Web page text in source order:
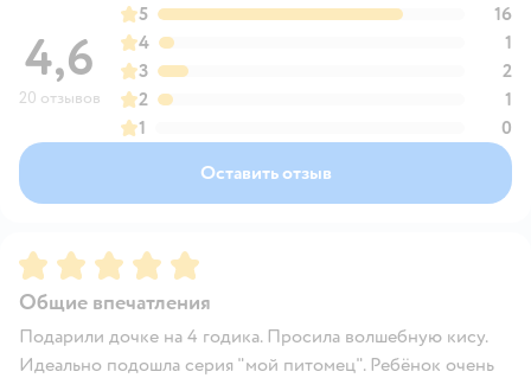
4,6
20 отзывов
5
16
4
1
3
2
2
1
1
0
Оставить отзыв
Рейтинг:5
Общие впечатления
Подарили дочке на 4 годика. Просила волшебную кису.
Идеально подошла серия "мой питомец". Ребёнок очень